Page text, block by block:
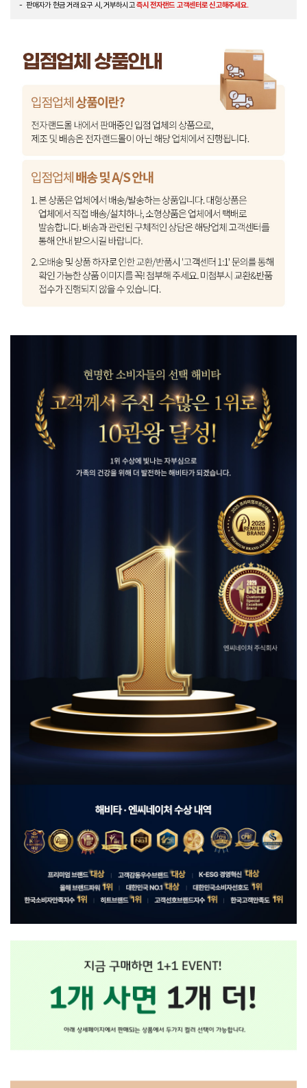
판매자가 현금 거래 요구 시, 거부하시고즉시 전자랜드 고객센터로 신고해주세요.